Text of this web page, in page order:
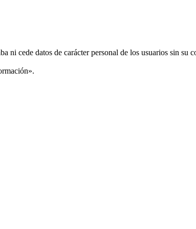
ni cede datos de carácter personal de los usuarios sin su